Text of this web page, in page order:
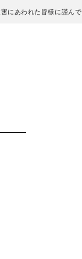
にあわれた皆様に謹ん